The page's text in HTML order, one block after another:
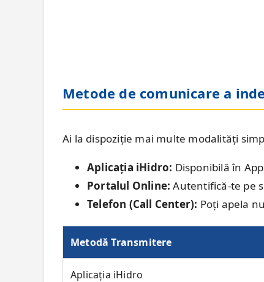
Metode de comunicare a
Ai la dispoziție mai multe modalități
Aplicația iHidro: Disponibilă în
Portalul Online: Autentifică-te pe
Telefon (Call Center): Poți apela
Metodă Transmitere
Aplicația iHidro